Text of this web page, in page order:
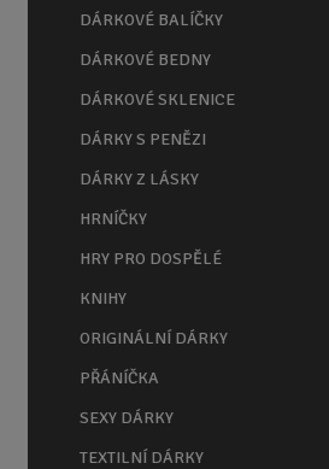
DÁRKOVÉ BALÍČKY
DÁRKOVÉ BEDNY
DÁRKOVÉ SKLENICE
DÁRKY S PENĚZI
DÁRKY Z LÁSKY
HRNÍČKY
HRY PRO DOSPĚLÉ
KNIHY
ORIGINÁLNÍ DÁRKY
PŘÁNÍČKA
SEXY DÁRKY
TEXTILNÍ DÁRKY